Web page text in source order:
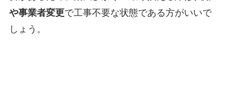
や事業者変更で工事不要な状態である方がいいで
しょう。